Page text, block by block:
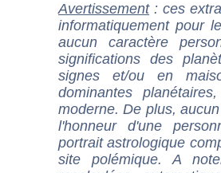
Avertissement: ces
informatiquement pour
aucun caractère
significations des
signes et/ou en
dominantes
moderne. De plus,
l'honneur d'une
portrait astrologique
site polémique. A